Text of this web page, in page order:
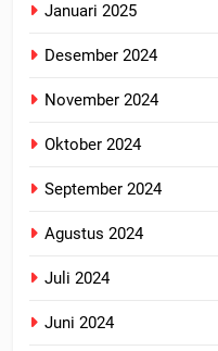
Januari 2025
Desember 2024
November 2024
Oktober 2024
September 2024
Agustus 2024
Juli 2024
Juni 2024